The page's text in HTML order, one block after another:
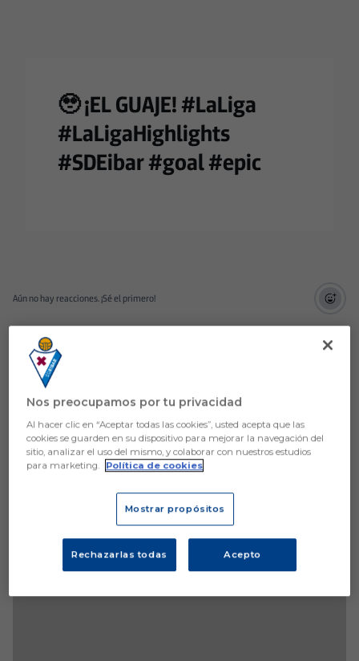
🥹 ¡EL GUAJE! #LaLiga
#LaLigaHighlights
#SDEibar #goal #epic
Aún no hay reacciones. ¡Sé el primero!
Nos preocupamos por tu privacidad
Al hacer clic en “Aceptar todas las cookies”, usted acepta que las
cookies se guarden en su dispositivo para mejorar la navegación del
sitio, analizar el uso del mismo, y colaborar con nuestros estudios
para marketing.
Política de cookies
Mostrar propósitos
Rechazarlas todas Acepto